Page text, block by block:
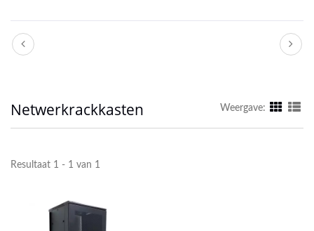
Netwerkrackkasten Weergave:
Resultaat 1 - 1 van 1